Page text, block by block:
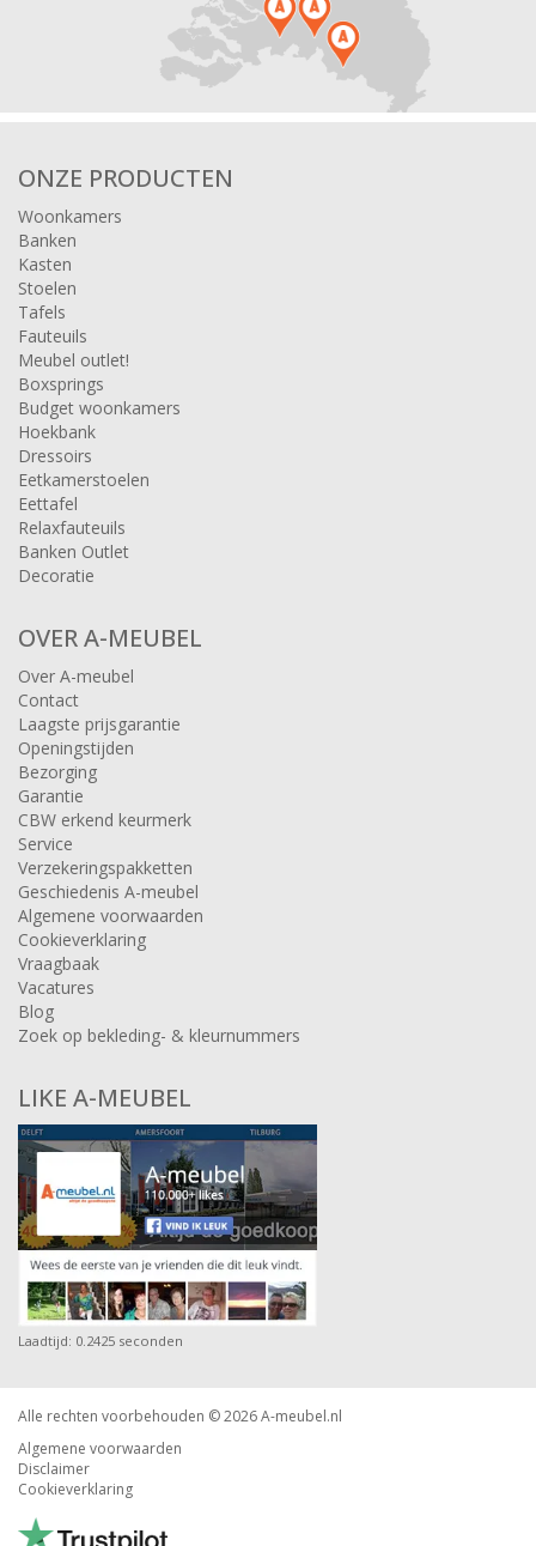
ONZE PRODUCTEN
Woonkamers
Banken
Kasten
Stoelen
Tafels
Fauteuils
Meubel outlet!
Boxsprings
Budget woonkamers
Hoekbank
Dressoirs
Eetkamerstoelen
Eettafel
Relaxfauteuils
Banken Outlet
Decoratie
OVER A-MEUBEL
Over A-meubel
Contact
Laagste prijsgarantie
Openingstijden
Bezorging
Garantie
CBW erkend keurmerk
Service
Verzekeringspakketten
Geschiedenis A-meubel
Algemene voorwaarden
Cookieverklaring
Vraagbaak
Vacatures
Blog
Zoek op bekleding- & kleurnummers
LIKE A-MEUBEL
Laadtijd: 0.2425 seconden
Alle rechten voorbehouden © 2026A-meubel.nl
Algemene voorwaarden
Disclaimer
Cookieverklaring